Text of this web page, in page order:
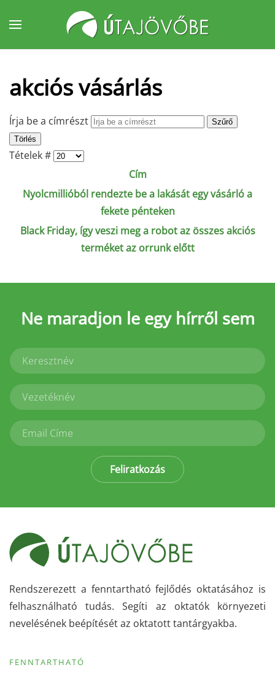
Fő tartalom átugrása
akciós vásárlás
Írja be a címrészt
Szűrő
Törlés
Tételek #
Cím
Nyolcmillióból rendezte be a lakását egy vásárló a
fekete pénteken
Black Friday, így veszi meg a robot az összes akciós
terméket az orrunk előtt
Ne maradjon le egy hírről sem
Feliratkozás
Rendszerezett a fenntartható fejlődés oktatásához is
felhasználható tudás. Segíti az oktatók környezeti
nevelésének beépítését az oktatott tantárgyakba.
FENNTARTHATÓ